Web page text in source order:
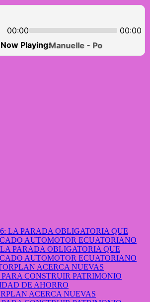
PARADA OBLIGATORIA QUE
AUTOMOTOR ECUATORIANO
ACERCA NUEVAS